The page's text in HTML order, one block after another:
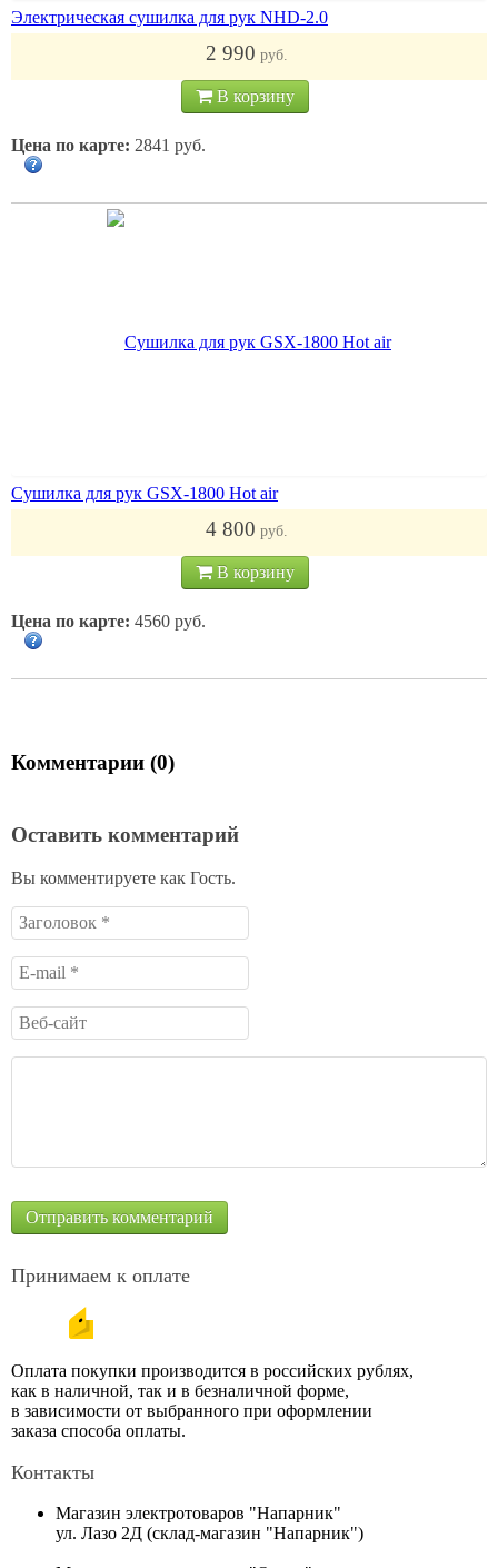
Электрическая сушилка для рук NHD-2.0
2 990 руб.
В корзину
Цена по карте: 2841 руб.
Сушилка для рук GSX-1800 Hot air
4 800 руб.
В корзину
Цена по карте: 4560 руб.
Комментарии (0)
Оставить комментарий
Вы комментируете как Гость.
Принимаем к оплате
Оплата покупки производится в российских рублях,
как в наличной, так и в безналичной форме,
в зависимости от выбранного при оформлении
заказа способа оплаты.
Контакты
Магазин электротоваров "Напарник"
ул. Лазо 2Д (склад-магазин "Напарник")